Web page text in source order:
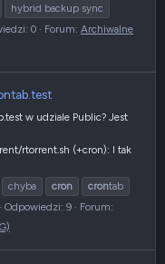
hybrid backup sync
0 Forum: Archiwalne
w udziale Public? Jest
rtorrent.sh (+cron): I tak
chyba cron crontab
Odpowiedzi: 9
Forum: